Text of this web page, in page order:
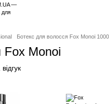
Ботекс для волосся Fox Monoi
Fox Monoi
відгук